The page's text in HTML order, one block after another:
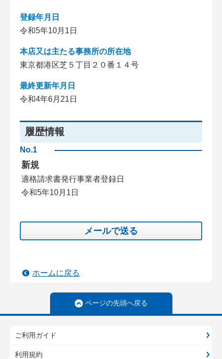
登録年月日
令和5年10月1日
本店又は主たる事務所の所在地
東京都港区芝５丁目２０番１４号
最終更新年月日
令和4年6月21日
履歴情報
No.1
新規
適格請求書発行事業者登録日
令和5年10月1日
メールで送る
ホームに戻る
ページの先頭へ戻る
ご利用ガイド
利用規約